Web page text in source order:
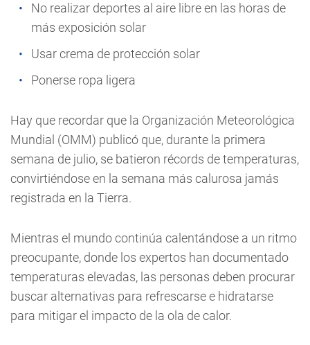
No realizar deportes al aire libre en las horas de
más exposición solar
Usar crema de protección solar
Ponerse ropa ligera
Hay que recordar que la Organización Meteorológica
Mundial (OMM) publicó que, durante la primera
semana de julio, se batieron récords de temperaturas,
convirtiéndose en la semana más calurosa jamás
registrada en la Tierra.
Mientras el mundo continúa calentándose a un ritmo
preocupante, donde los expertos han documentado
temperaturas elevadas, las personas deben procurar
buscar alternativas para refrescarse e hidratarse
para mitigar el impacto de la ola de calor.